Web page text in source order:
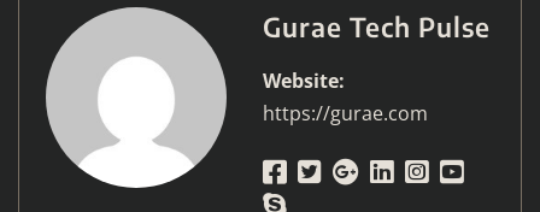
Gurae Tech Pulse
Website:
https://gurae.com